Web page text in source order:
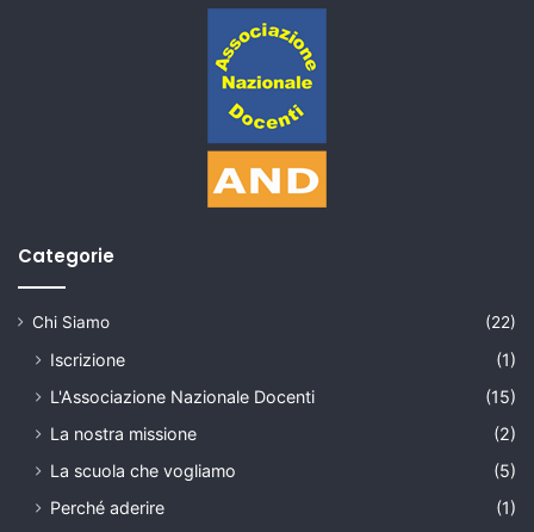
Categorie
Chi Siamo (22)
Iscrizione
(1)
L'Associazione Nazionale Docenti
(15)
La nostra missione
(2)
La scuola che vogliamo
(5)
Perché aderire
(1)